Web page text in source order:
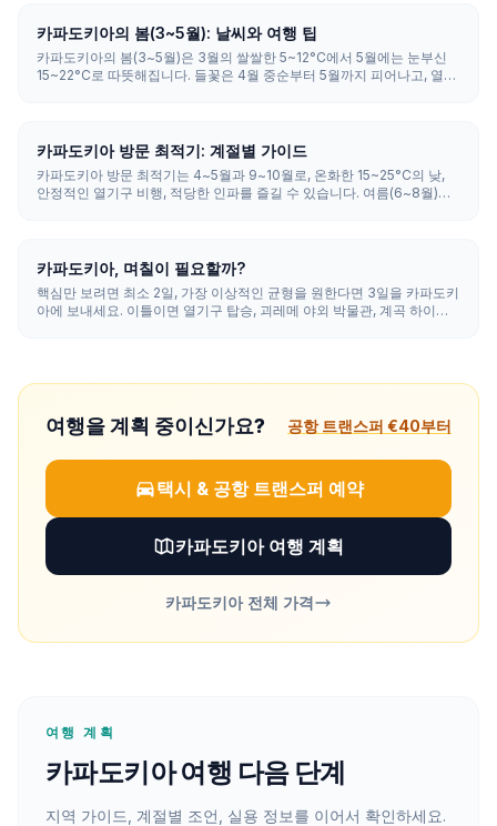
카파도키아의 봄(3~5월): 날씨와 여행 팁
카파도키아의 봄(3~5월)은 3월의 쌀쌀한 5~12°C에서 5월에는 눈부신
15~22°C로 따뜻해집니다. 들꽃은 4월 중순부터 5월까지 피어나고, 열기
카파도키아 방문 최적기: 계절별 가이드
카파도키아 방문 최적기는 4~5월과 9~10월로, 온화한 15~25°C의 낮,
안정적인 열기구 비행, 적당한 인파를 즐길 수 있습니다. 여름(6~8월)은
카파도키아, 며칠이 필요할까?
핵심만 보려면 최소 2일, 가장 이상적인 균형을 원한다면 3일을 카파도키
아에 보내세요. 이틀이면 열기구 탑승, 괴레메 야외 박물관, 계곡 하이킹
여행을 계획 중이신가요? 공항 트랜스퍼 €40부터
택시 & 공항 트랜스퍼 예약
카파도키아 여행 계획
카파도키아 전체 가격
여행 계획
카파도키아 여행 다음 단계
지역 가이드, 계절별 조언, 실용 정보를 이어서 확인하세요.